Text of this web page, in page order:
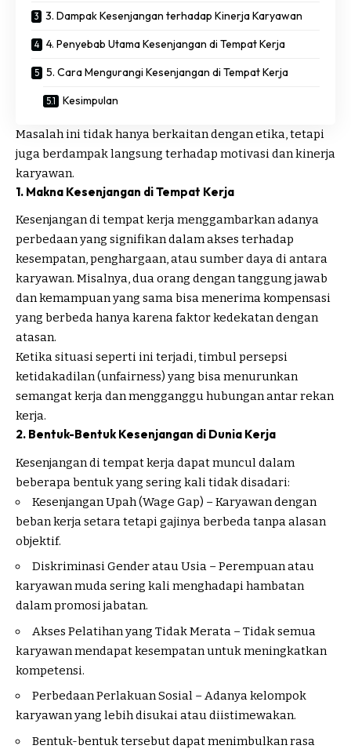
3. Dampak Kesenjangan terhadap Kinerja Karyawan
4. Penyebab Utama Kesenjangan di Tempat Kerja
5. Cara Mengurangi Kesenjangan di Tempat Kerja
Kesimpulan
Masalah ini tidak hanya berkaitan dengan etika, tetapi
juga berdampak langsung terhadap motivasi dan kinerja
karyawan.
1. Makna Kesenjangan di Tempat Kerja
Kesenjangan di tempat kerja menggambarkan adanya
perbedaan yang signifikan dalam akses terhadap
kesempatan, penghargaan, atau sumber daya di antara
karyawan. Misalnya, dua orang dengan tanggung jawab
dan kemampuan yang sama bisa menerima kompensasi
yang berbeda hanya karena faktor kedekatan dengan
atasan.
Ketika situasi seperti ini terjadi, timbul persepsi
ketidakadilan (unfairness) yang bisa menurunkan
semangat kerja dan mengganggu hubungan antar rekan
kerja.
2. Bentuk-Bentuk Kesenjangan di Dunia Kerja
Kesenjangan di tempat kerja dapat muncul dalam
beberapa bentuk yang sering kali tidak disadari:
Kesenjangan Upah (Wage Gap) – Karyawan dengan
beban kerja setara tetapi gajinya berbeda tanpa alasan
objektif.
Diskriminasi Gender atau Usia – Perempuan atau
karyawan muda sering kali menghadapi hambatan
dalam promosi jabatan.
Akses Pelatihan yang Tidak Merata – Tidak semua
karyawan mendapat kesempatan untuk meningkatkan
kompetensi.
Perbedaan Perlakuan Sosial – Adanya kelompok
karyawan yang lebih disukai atau diistimewakan.
Bentuk-bentuk tersebut dapat menimbulkan rasa